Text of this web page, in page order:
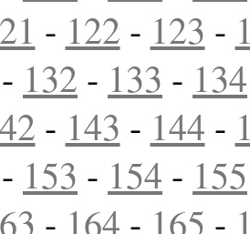
- 122 - 123 -
- 132 - 133 - 134
- 143 - 144 -
- 153 - 154 - 155
- 164 - 165 -